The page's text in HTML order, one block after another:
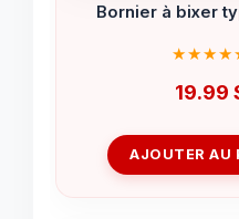
Bornier à bixer
19.99
AJOUTER AU